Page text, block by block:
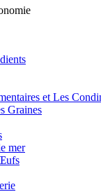
et Les
Graines
mer